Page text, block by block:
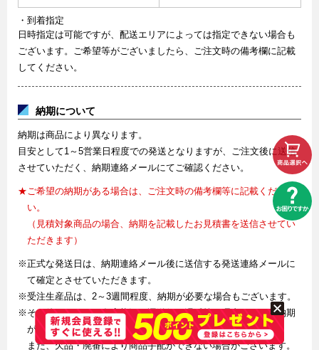
・到着指定
日時指定は可能ですが、配送エリアによっては指定できない場合も
ございます。ご希望等がございましたら、ご注文時の備考欄に記載
してください。
納期について
納期は商品により異なります。
目安として1～5営業日程度での発送となりますが、ご注文後に送信
させていただく、納期連絡メールにてご確認ください。
★ご希望の納期がある場合は、ご注文時の備考欄等に記載くださ
い。
（見積対象商品の場合、納期を記載したお見積書を送信させてい
ただきます）
※正式な発送日は、納期連絡メール後に送信する発送連絡メールに
て確定とさせていただきます。
※受注生産品は、2～3週間程度、納期が必要な場合もございます。
※その他、メーカー在庫状況や運送便の遅延等の理由により、納期
が遅れる場合があります。
また、欠品・廃番により商品手配ができない場合がございます。